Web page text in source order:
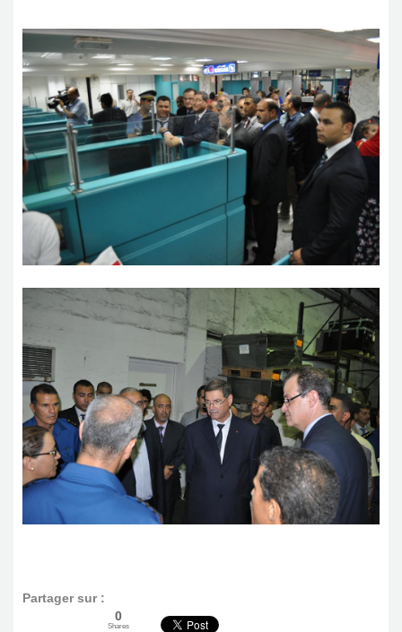
Partager sur :
0
Shares